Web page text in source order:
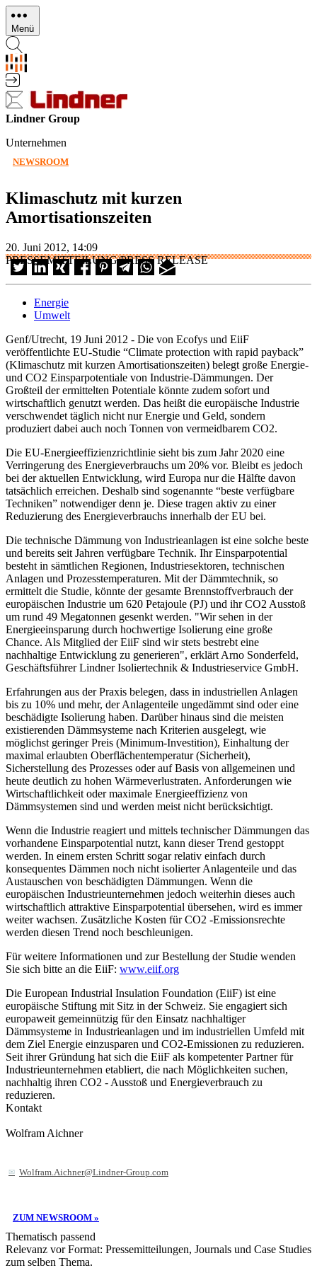
Direkt
zum
Inhalt
Menü
Lindner Group
Unternehmen
NEWSROOM
Klimaschutz mit kurzen
Amortisationszeiten
20. Juni 2012, 14:09
PRESSEMITTEILUNG/PRESS RELEASE
Energie
Umwelt
Genf/Utrecht, 19 Juni 2012 - Die von Ecofys und EiiF
veröffentlichte EU-Studie “Climate protection with rapid payback”
(Klimaschutz mit kurzen Amortisationszeiten) belegt große Energie-
und CO2 Einsparpotentiale von Industrie-Dämmungen. Der
Großteil der ermittelten Potentiale könnte zudem sofort und
wirtschaftlich genutzt werden. Das heißt die europäische Industrie
verschwendet täglich nicht nur Energie und Geld, sondern
produziert dabei auch noch Tonnen von vermeidbarem CO2.
Die EU-Energieeffizienzrichtlinie sieht bis zum Jahr 2020 eine
Verringerung des Energieverbrauchs um 20% vor. Bleibt es jedoch
bei der aktuellen Entwicklung, wird Europa nur die Hälfte davon
tatsächlich erreichen. Deshalb sind sogenannte “beste verfügbare
Techniken” notwendiger denn je. Diese tragen aktiv zu einer
Reduzierung des Energieverbrauchs innerhalb der EU bei.
Die technische Dämmung von Industrieanlagen ist eine solche beste
und bereits seit Jahren verfügbare Technik. Ihr Einsparpotential
besteht in sämtlichen Regionen, Industriesektoren, technischen
Anlagen und Prozesstemperaturen. Mit der Dämmtechnik, so
ermittelt die Studie, könnte der gesamte Brennstoffverbrauch der
europäischen Industrie um 620 Petajoule (PJ) und ihr CO2 Ausstoß
um rund 49 Megatonnen gesenkt werden. "Wir sehen in der
Energieeinsparung durch hochwertige Isolierung eine große
Chance. Als Mitglied der EiiF sind wir stets bestrebt eine
nachhaltige Entwicklung zu generieren", erklärt Arno Sonderfeld,
Geschäftsführer Lindner Isoliertechnik & Industrieservice GmbH.
Erfahrungen aus der Praxis belegen, dass in industriellen Anlagen
bis zu 10% und mehr, der Anlagenteile ungedämmt sind oder eine
beschädigte Isolierung haben. Darüber hinaus sind die meisten
existierenden Dämmsysteme nach Kriterien ausgelegt, wie
möglichst geringer Preis (Minimum-Investition), Einhaltung der
maximal erlaubten Oberflächentemperatur (Sicherheit),
Sicherstellung des Prozesses oder auf Basis von allgemeinen und
heute deutlich zu hohen Wärmeverlustraten. Anforderungen wie
Wirtschaftlichkeit oder maximale Energieeffizienz von
Dämmsystemen sind und werden meist nicht berücksichtigt.
Wenn die Industrie reagiert und mittels technischer Dämmungen das
vorhandene Einsparpotential nutzt, kann dieser Trend gestoppt
werden. In einem ersten Schritt sogar relativ einfach durch
konsequentes Dämmen noch nicht isolierter Anlagenteile und das
Austauschen von beschädigten Dämmungen. Wenn die
europäischen Industrieunternehmen jedoch weiterhin dieses auch
wirtschaftlich attraktive Einsparpotential übersehen, wird es immer
weiter wachsen. Zusätzliche Kosten für CO2 -Emissionsrechte
werden diesen Trend noch beschleunigen.
Für weitere Informationen und zur Bestellung der Studie wenden
Sie sich bitte an die EiiF: www.eiif.org
Die European Industrial Insulation Foundation (EiiF) ist eine
europäische Stiftung mit Sitz in der Schweiz. Sie engagiert sich
europaweit gemeinnützig für den Einsatz nachhaltiger
Dämmsysteme in Industrieanlagen und im industriellen Umfeld mit
dem Ziel Energie einzusparen und CO2-Emissionen zu reduzieren.
Seit ihrer Gründung hat sich die EiiF als kompetenter Partner für
Industrieunternehmen etabliert, die nach Möglichkeiten suchen,
nachhaltig ihren CO2 - Ausstoß und Energieverbrauch zu
reduzieren.
Kontakt
Wolfram Aichner
Wolfram.Aichner@Lindner-Group.com
ZUM NEWSROOM »
Thematisch passend
Relevanz vor Format: Pressemitteilungen, Journals und Case Studies
zum selben Thema.